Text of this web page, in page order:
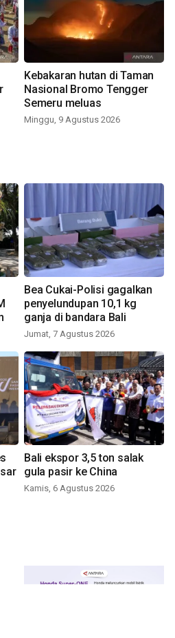
Kebakaran hutan di Taman
Nasional Bromo Tengger
Semeru meluas
Minggu, 9 Agustus 2026
Bea Cukai-Polisi gagalkan
penyelundupan 10,1 kg
ganja di bandara Bali
Jumat, 7 Agustus 2026
Bali ekspor 3,5 ton salak
gula pasir ke China
Kamis, 6 Agustus 2026